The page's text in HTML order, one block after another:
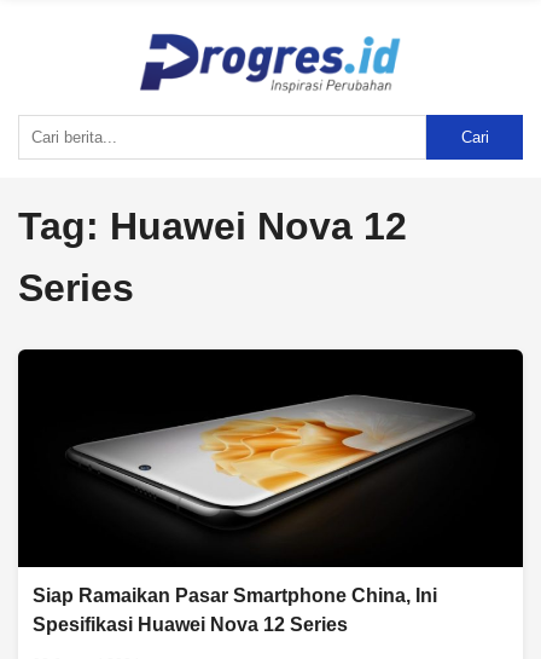
Cari
Tag: Huawei Nova 12
Series
Siap Ramaikan Pasar Smartphone China, Ini
Spesifikasi Huawei Nova 12 Series